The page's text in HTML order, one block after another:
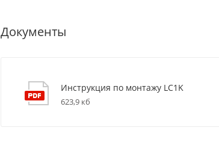
Документы
Инструкция по монтажу LC1K
623,9 кб